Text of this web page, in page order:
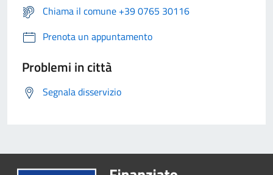
Chiama il comune +39 0765 30116
Prenota un appuntamento
Problemi in città
Segnala disservizio